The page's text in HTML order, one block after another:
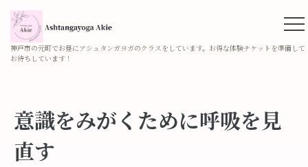
神戸市の元町でお昼にアシュタンガヨガのクラスをしています。お得な体験チケットを準備して
お待ちしています！
意識をみがくために呼吸を見
直す